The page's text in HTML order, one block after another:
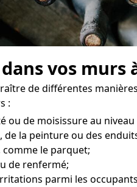
vos murs
de différentes
:
ou de moisissure au
la peinture ou des
le parquet;
de renfermé;
parmi les